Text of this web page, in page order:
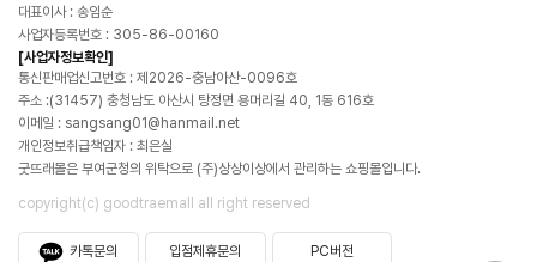
대표이사 : 송임순
사업자등록번호 : 305-86-00160
[사업자정보확인]
통신판매업신고번호 : 제2026-충남아산-0096호
주소 :(31457) 충청남도 아산시 탕정면 용머리길 40, 1동 616호
이메일 : sangsang01@hanmail.net
개인정보취급책임자 : 최은실
굿뜨래몰은 부여군청의 위탁으로 (주)상상이상에서 관리하는 쇼핑몰입니다.
copyright(c) goodtraemall all right reserved
카톡문의 입점제휴문의 PC버전